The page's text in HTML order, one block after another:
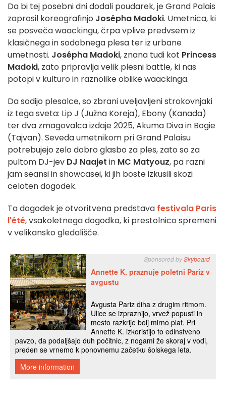
Da bi tej posebni dni dodali poudarek, je Grand Palais
zaprosil koreografinjo Josépha Madoki. Umetnica, ki
se posveča waackingu, črpa vplive predvsem iz
klasičnega in sodobnega plesa ter iz urbane
umetnosti. Josépha Madoki, znana tudi kot Princess
Madoki, zato pripravlja velik plesni battle, ki nas
potopi v kulturo in raznolike oblike waackinga.
Da sodijo plesalce, so zbrani uveljavljeni strokovnjaki
iz tega sveta: Lip J (Južna Koreja), Ebony (Kanada)
ter dva zmagovalca izdaje 2025, Akuma Diva in Bogie
(Tajvan). Seveda umetnikom pri Grand Palaisu
potrebujejo zelo dobro glasbo za ples, zato so za
pultom DJ-jev DJ Naajet in MC Matyouz, pa razni
jam seansi in showcasei, ki jih boste izkusili skozi
celoten dogodek.
Ta dogodek je otvoritvena predstava festivala Paris
l'été, vsakoletnega dogodka, ki prestolnico spremeni
v velikansko gledališče.